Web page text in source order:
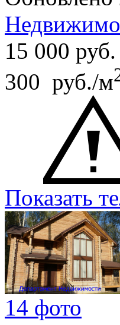
15 000 руб.
300 руб./м
Показать
14 фото